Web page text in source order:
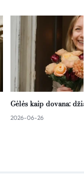
Gėlės kaip dovana:
2026-06-26